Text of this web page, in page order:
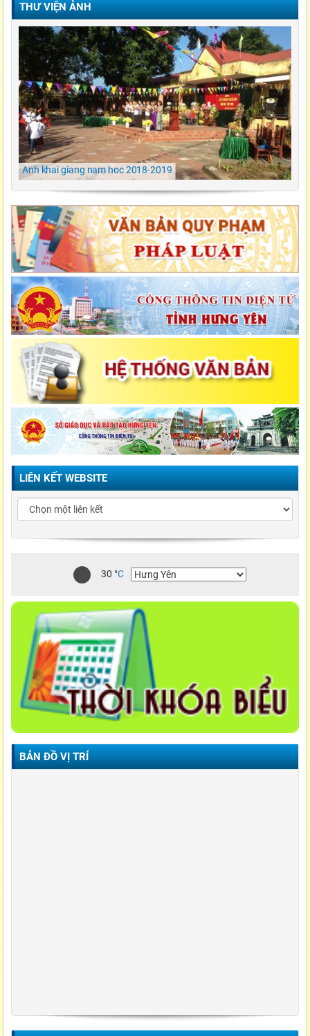
Video Lễ trao giải cuộc thi Violympic Quốc gia
Ngày hội ẩm thực/ TH Đông kết/ Khoái Châu/
Hưng Yên
LỄ KHAI GIẢNG NĂM HỌC 2021-2022 Tiểu
Học Đông Kết
THƯ VIỆN ẢNH
Anh khai giang nam hoc 2018-2019
LIÊN KẾT WEBSITE
30 °C
BẢN ĐỒ VỊ TRÍ